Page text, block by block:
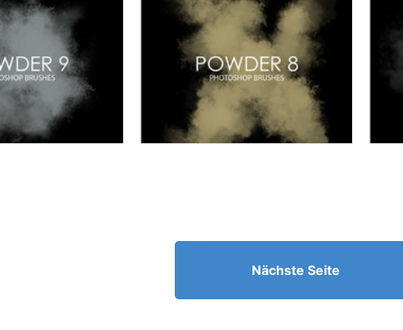
Nächste Seite